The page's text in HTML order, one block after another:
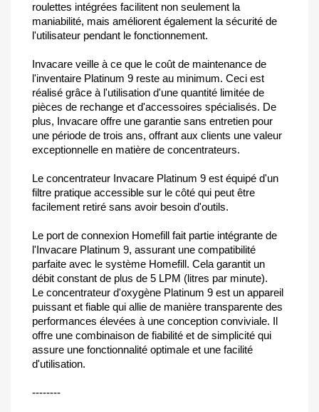
roulettes intégrées facilitent non seulement la
maniabilité, mais améliorent également la sécurité de
l'utilisateur pendant le fonctionnement.
Invacare veille à ce que le coût de maintenance de
l'inventaire Platinum 9 reste au minimum. Ceci est
réalisé grâce à l'utilisation d'une quantité limitée de
pièces de rechange et d'accessoires spécialisés. De
plus, Invacare offre une garantie sans entretien pour
une période de trois ans, offrant aux clients une valeur
exceptionnelle en matière de concentrateurs.
Le concentrateur Invacare Platinum 9 est équipé d'un
filtre pratique accessible sur le côté qui peut être
facilement retiré sans avoir besoin d'outils.
Le port de connexion Homefill fait partie intégrante de
l'Invacare Platinum 9, assurant une compatibilité
parfaite avec le système Homefill. Cela garantit un
débit constant de plus de 5 LPM (litres par minute).
Le concentrateur d'oxygène Platinum 9 est un appareil
puissant et fiable qui allie de manière transparente des
performances élevées à une conception conviviale. Il
offre une combinaison de fiabilité et de simplicité qui
assure une fonctionnalité optimale et une facilité
d'utilisation.
--------